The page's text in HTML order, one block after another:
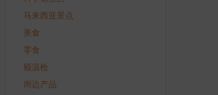
马来西亚景点
美食
零食
额温枪
周边产品